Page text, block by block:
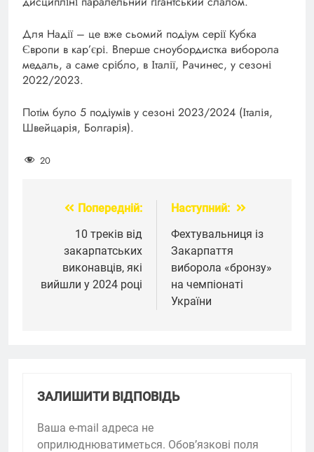
Для Надії – це вже сьомий подіум серії Кубка
Європи в кар’єрі. Вперше сноубордистка виборола
медаль, а саме срібло, в Італії, Рачинес, у сезоні
2022/2023.
Потім було 5 подіумів у сезоні 2023/2024 (Італія,
Швейцарія, Болгарія).
20
Навігація
записів
Попередній:
10 треків від
закарпатських
виконавців, які
вийшли у 2024 році
Наступний:
Фехтувальниця із
Закарпаття
виборола «бронзу»
на чемпіонаті
України
ЗАЛИШИТИ ВІДПОВІДЬ
Ваша e-mail адреса не
оприлюднюватиметься. Обов’язкові поля